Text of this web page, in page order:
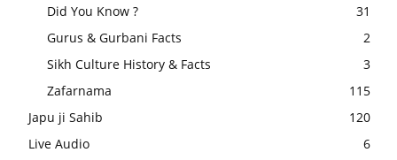
Did You Know ?
31
Gurus & Gurbani Facts
2
Sikh Culture History & Facts
3
Zafarnama
115
Japu ji Sahib
120
Live Audio
6